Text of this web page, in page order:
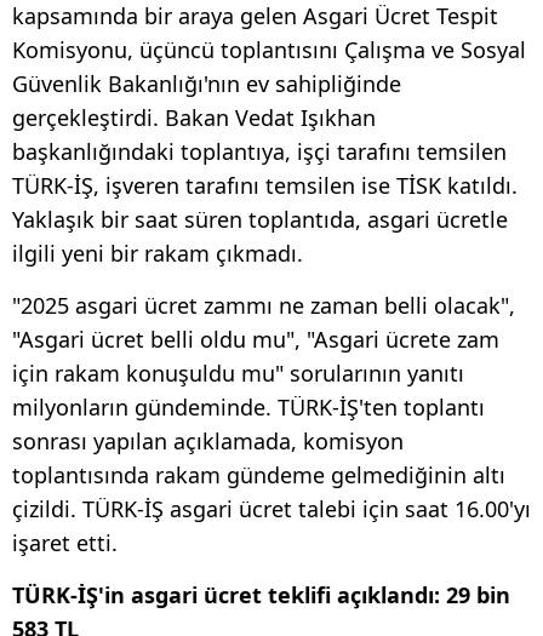
kapsamında bir araya gelen Asgari Ücret Tespit
Komisyonu, üçüncü toplantısını Çalışma ve Sosyal
Güvenlik Bakanlığı'nın ev sahipliğinde
gerçekleştirdi. Bakan Vedat Işıkhan
başkanlığındaki toplantıya, işçi tarafını temsilen
TÜRK-İŞ, işveren tarafını temsilen ise TİSK katıldı.
Yaklaşık bir saat süren toplantıda, asgari ücretle
ilgili yeni bir rakam çıkmadı.
"2025 asgari ücret zammı ne zaman belli olacak",
"Asgari ücret belli oldu mu", "Asgari ücrete zam
için rakam konuşuldu mu" sorularının yanıtı
milyonların gündeminde. TÜRK-İŞ'ten toplantı
sonrası yapılan açıklamada, komisyon
toplantısında rakam gündeme gelmediğinin altı
çizildi. TÜRK-İŞ asgari ücret talebi için saat 16.00'yı
işaret etti.
TÜRK-İŞ'in asgari ücret teklifi açıklandı: 29 bin
583 TL